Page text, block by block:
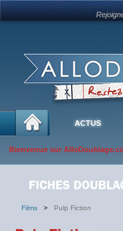
ACTUS
Bienvenue sur
Films > Pulp Fiction